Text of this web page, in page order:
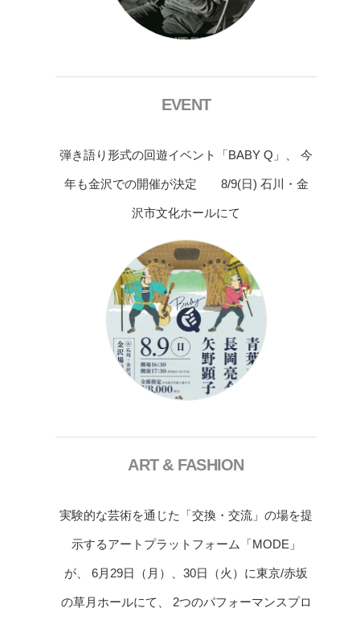
EVENT
弾き語り形式の回遊イベント「BABY Q」、 今
年も金沢での開催が決定 8/9(日) 石川・金
沢市文化ホールにて
ART & FASHION
実験的な芸術を通じた「交換・交流」の場を提
示するアートプラットフォーム「MODE」
が、 6月29日（月）、30日（火）に東京/赤坂
の草月ホールにて、 2つのパフォーマンスプロ